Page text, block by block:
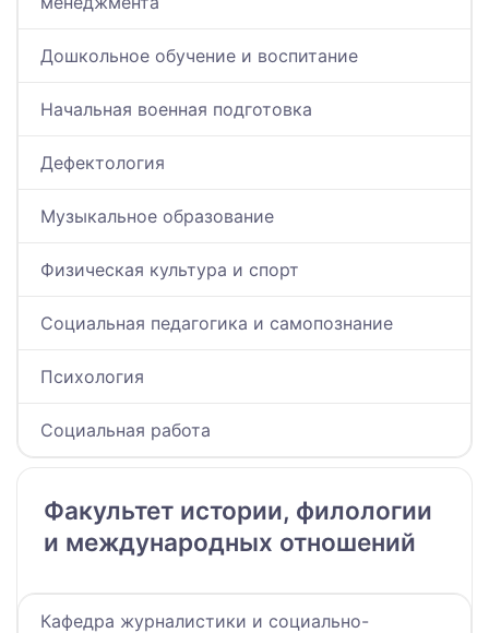
Дошкольное обучение и воспитание
Начальная военная подготовка
Дефектология
Музыкальное образование
Физическая культура и спорт
Социальная педагогика и самопознание
Психология
Социальная работа
Факультет истории, филологии
и международных отношений
Кафедра журналистики и социально-